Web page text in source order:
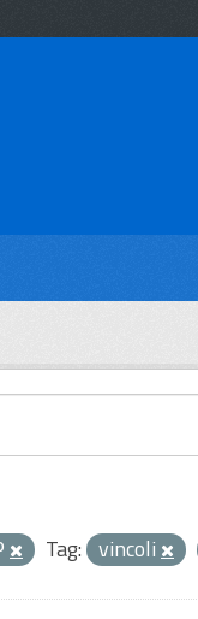
Tag: vincoli